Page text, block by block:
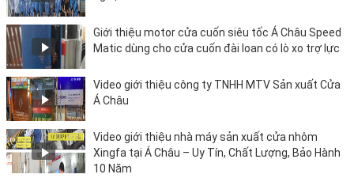
Giới thiệu motor cửa cuốn siêu tốc Á Châu Speed
Matic dùng cho cửa cuốn đài loan có lò xo trợ lực
Video giới thiệu công ty TNHH MTV Sản xuất Cửa
Á Châu
Video giới thiệu nhà máy sản xuất cửa nhôm
Xingfa tại Á Châu – Uy Tín, Chất Lượng, Bảo Hành
10 Năm